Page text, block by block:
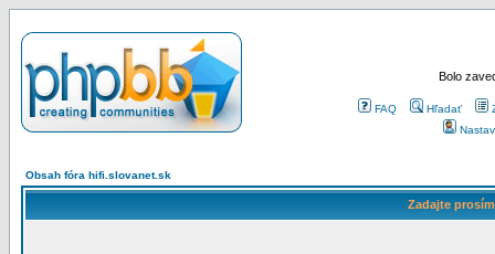
Bolo
FAQ Hľadať
Obsah fóra hifi.slovanet.sk
Zadajte